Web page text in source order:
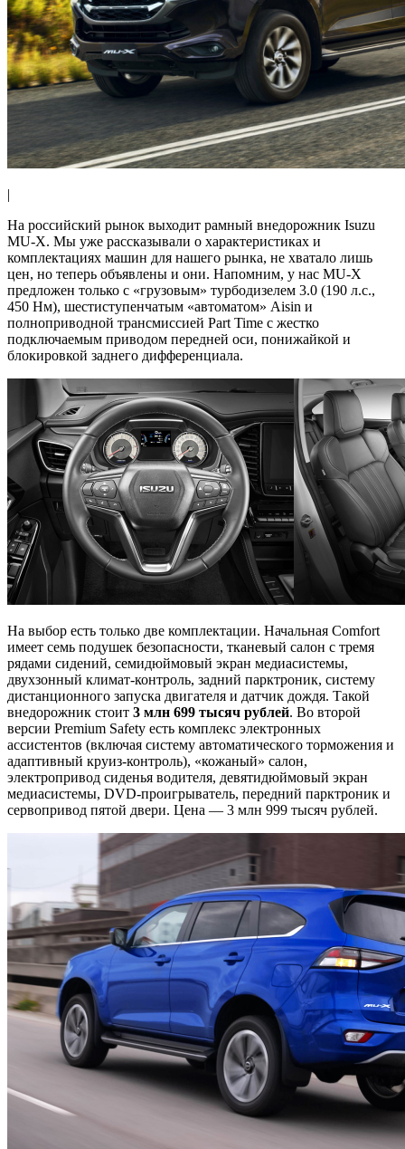
|
На российский рынок выходит рамный внедорожник Isuzu
MU-X. Мы уже рассказывали о характеристиках и
комплектациях машин для нашего рынка, не хватало лишь
цен, но теперь объявлены и они. Напомним, у нас MU-X
предложен только с «грузовым» турбодизелем 3.0 (190 л.с.,
450 Нм), шестиступенчатым «автоматом» Aisin и
полноприводной трансмиссией Part Time с жестко
подключаемым приводом передней оси, понижайкой и
блокировкой заднего дифференциала.
На выбор есть только две комплектации. Начальная Comfort
имеет семь подушек безопасности, тканевый салон с тремя
рядами сидений, семидюймовый экран медиасистемы,
двухзонный климат-контроль, задний парктроник, систему
дистанционного запуска двигателя и датчик дождя. Такой
внедорожник стоит 3 млн 699 тысяч рублей. Во второй
версии Premium Safety есть комплекс электронных
ассистентов (включая систему автоматического торможения и
адаптивный круиз-контроль), «кожаный» салон,
электропривод сиденья водителя, девятидюймовый экран
медиасистемы, DVD-проигрыватель, передний парктроник и
сервопривод пятой двери. Цена — 3 млн 999 тысяч рублей.